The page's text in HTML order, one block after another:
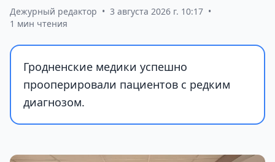
Дежурный редактор • 3 августа 2026 г. 10:17 •
1 мин чтения
Гродненские медики успешно
прооперировали пациентов с редким
диагнозом.